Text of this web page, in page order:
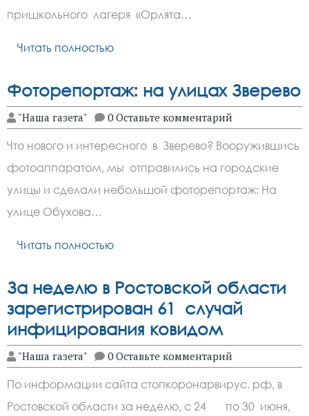
пришкольного лагеря «Орлята…
Читать полностью
Фоторепортаж: на улицах Зверево
"Наша газета" 0 Оставьте комментарий
Что нового и интересного в Зверево? Вооружившись
фотоаппаратом, мы отправились на городские
улицы и сделали небольшой фоторепортаж: На
улице Обухова…
Читать полностью
За неделю в Ростовской области
зарегистрирован 61 случай
инфицирования ковидом
"Наша газета" 0 Оставьте комментарий
По информации сайта стопкоронарвирус. рф, в
Ростовской области за неделю, с 24 по 30 июня,